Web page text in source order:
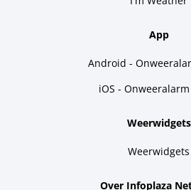
App
Android -
iOS -
Weerwidgets
Weerwidgets
Over Infoplaza